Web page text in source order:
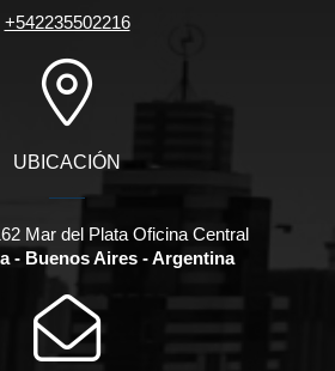
+542235502216
UBICACIÓN
Mar del Plata Oficina Central
- Buenos Aires - Argentina